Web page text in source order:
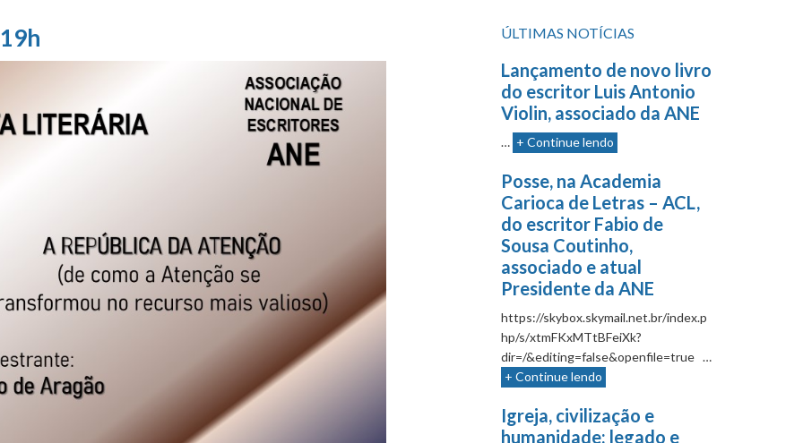
ÚLTIMAS NOTÍCIAS
Lançamento de novo livro
do escritor Luis Antonio
Violin, associado da ANE
… + Continue lendo
Posse, na Academia
Carioca de Letras – ACL,
do escritor Fabio de
Sousa Coutinho,
associado e atual
Presidente da ANE
https://skybox.skymail.net.br/index.p
hp/s/xtmFKxMTtBFeiXk?
dir=/&editing=false&openfile=true …
+ Continue lendo
Igreja, civilização e
humanidade: legado e